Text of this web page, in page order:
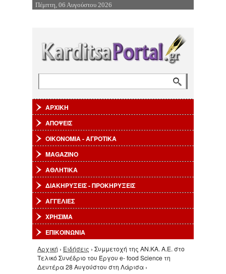
Επιστροφή στην Πλοήγηση
Πέμπτη, 06 Αυγούστου 2026
ΑΡΧΙΚΗ
ΑΠΟΨΕΙΣ
ΟΙΚΟΝΟΜΙΑ - ΑΓΡΟΤΙΚΑ
MAGAZINO
ΑΘΛΗΤΙΚΑ
ΔΙΑΚΗΡΥΞΕΙΣ - ΠΡΟΚΗΡΥΞΕΙΣ
ΑΓΓΕΛΙΕΣ
ΧΡΗΣΙΜΑ
ΕΠΙΚΟΙΝΩΝΙΑ
Είστε εδώ
Αρχική › Ειδήσεις › Συμμετοχή της ΑΝ.ΚΑ. Α.Ε. στο
Τελικό Συνέδριο του Έργου e- food Science τη
Δευτέρα 28 Αυγούστου στη Λάρισα ›